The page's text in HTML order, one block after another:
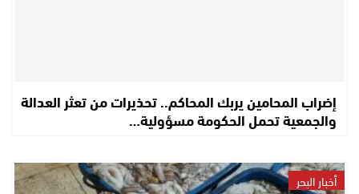
إضراب المحامين يربك المحاكم.. تحذيرات من تعثر العدالة
والجمعية تحمل الحكومة مسؤولية…
أخبار البحر